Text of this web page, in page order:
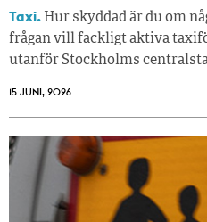
Taxi. Hur skyddad är du om
frågan vill fackligt aktiva
utanför Stockholms
15 JUNI, 2026